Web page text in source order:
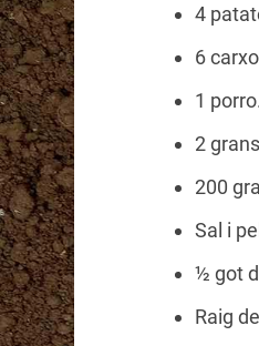
4
6
1 porro.
2
200
Sal i
½ got
Raig